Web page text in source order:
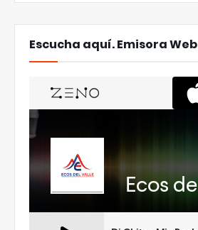
Escucha aquí. Emisora Web